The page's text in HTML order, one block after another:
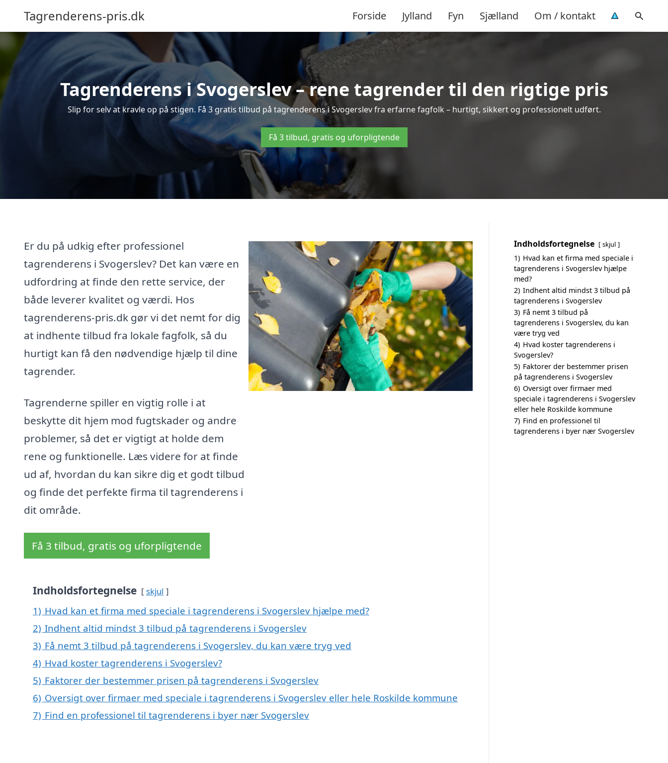
Tagrenderens-pris.dk Forside Jylland Fyn Sjælland Om / kontakt
Tagrenderens i Svogerslev – rene tagrender til den rigtige pris
Slip for selv at kravle op på stigen. Få 3 gratis tilbud på tagrenderens i Svogerslev fra erfarne fagfolk – hurtigt, sikkert og professionelt udført.
Få 3 tilbud, gratis og uforpligtende
Er du på udkig efter professionel
tagrenderens i Svogerslev? Det kan være en
udfordring at finde den rette service, der
både leverer kvalitet og værdi. Hos
tagrenderens-pris.dk gør vi det nemt for dig
at indhente tilbud fra lokale fagfolk, så du
hurtigt kan få den nødvendige hjælp til dine
tagrender.
Tagrenderne spiller en vigtig rolle i at
beskytte dit hjem mod fugtskader og andre
problemer, så det er vigtigt at holde dem
rene og funktionelle. Læs videre for at finde
ud af, hvordan du kan sikre dig et godt tilbud
og finde det perfekte firma til tagrenderens i
dit område.
Få 3 tilbud, gratis og uforpligtende
Indholdsfortegnelse skjul
1) Hvad kan et firma med speciale i tagrenderens i Svogerslev hjælpe med?
2) Indhent altid mindst 3 tilbud på tagrenderens i Svogerslev
3) Få nemt 3 tilbud på tagrenderens i Svogerslev, du kan være tryg ved
4) Hvad koster tagrenderens i Svogerslev?
5) Faktorer der bestemmer prisen på tagrenderens i Svogerslev
6) Oversigt over firmaer med speciale i tagrenderens i Svogerslev eller hele Roskilde kommune
7) Find en professionel til tagrenderens i byer nær Svogerslev
Indholdsfortegnelse skjul
1) Hvad kan et firma med speciale i
tagrenderens i Svogerslev hjælpe
med?
2) Indhent altid mindst 3 tilbud på
tagrenderens i Svogerslev
3) Få nemt 3 tilbud på
tagrenderens i Svogerslev, du kan
være tryg ved
4) Hvad koster tagrenderens i
Svogerslev?
5) Faktorer der bestemmer prisen
på tagrenderens i Svogerslev
6) Oversigt over firmaer med
speciale i tagrenderens i Svogerslev
eller hele Roskilde kommune
7) Find en professionel til
tagrenderens i byer nær Svogerslev